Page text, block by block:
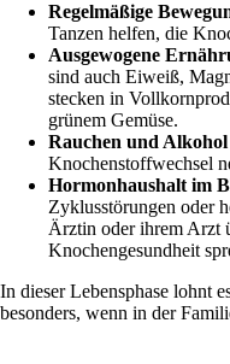
Regelmäßige
Tanzen helfen, die
Ausgewogene
sind auch Eiweiß,
stecken in
grünem Gemüse.
Rauchen und
Knochenstoffwechsel
Hormonhaushalt im
Zyklusstörungen oder
Ärztin oder ihrem Arzt
Knochengesundheit
In dieser Lebensphase lohnt
besonders, wenn in der